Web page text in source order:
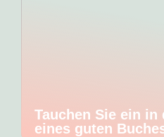
Tauchen Sie ein in
eines guten